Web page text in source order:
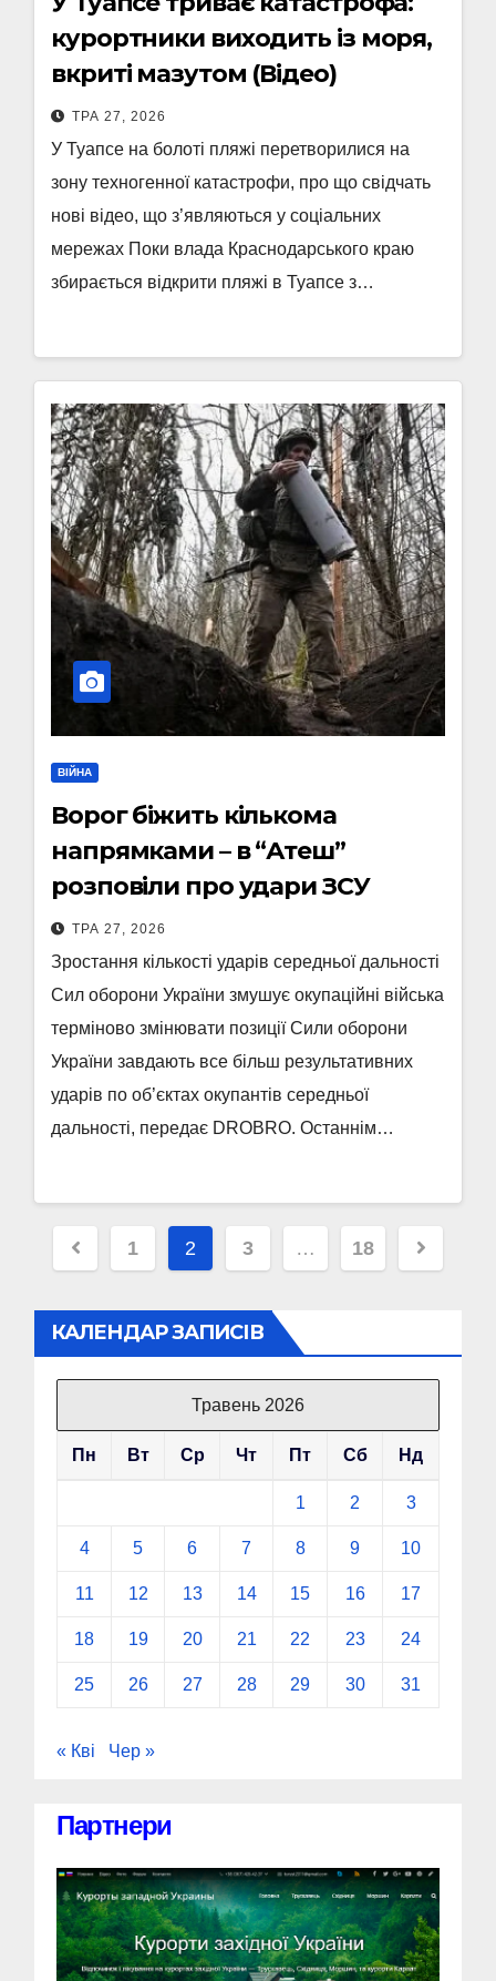
курортники виходить із моря,
вкриті мазутом (Відео)
ТРА 27, 2026
У Туапсе на болоті пляжі перетворилися на
зону техногенної катастрофи, про що свідчать
нові відео, що з’являються у соціальних
мережах Поки влада Краснодарського краю
збирається відкрити пляжі в Туапсе з…
ВІЙНА
Ворог біжить кількома
напрямками – в “Атеш”
розповіли про удари ЗСУ
ТРА 27, 2026
Зростання кількості ударів середньої дальності
Сил оборони України змушує окупаційні війська
терміново змінювати позиції Сили оборони
України завдають все більш результативних
ударів по об’єктах окупантів середньої
дальності, передає DROBRO. Останнім…
Пагінація
1 2 3 … 18
КАЛЕНДАР ЗАПИСІВ
Травень 2026
Пн Вт Ср Чт Пт Сб Нд
1 2 3
4 5 6 7 8 9 10
11 12 13 14 15 16 17
18 19 20 21 22 23 24
25 26 27 28 29 30 31
« Кві Чер »
Партнери